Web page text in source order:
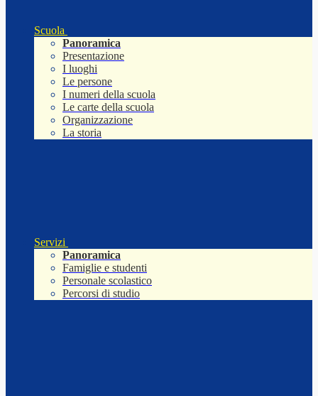
Scuola
Panoramica
Presentazione
I luoghi
Le persone
I numeri della scuola
Le carte della scuola
Organizzazione
La storia
Servizi
Panoramica
Famiglie e studenti
Personale scolastico
Percorsi di studio